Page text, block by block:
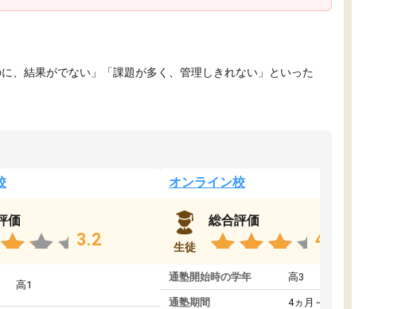
、結果がでない」「課題が多く、管理しきれない」といった
価
3.2
高1
オンライン校
生徒
総合評価
4.4
通塾開始時の学年 高3
通塾期間 4ヵ月～1年未満